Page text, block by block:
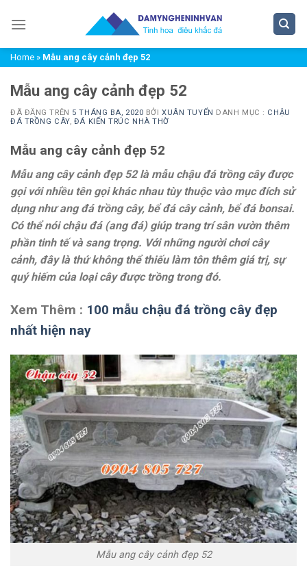
đến
dungHome » Mẫu ang cây cảnh đẹp 52
Mẫu ang cây cảnh đẹp 52
ĐÃ ĐĂNG TRÊN 5 THÁNG BA, 2020 BỞIXUÂN TUYỂN DANH MỤC : CHẬU
ĐÁ TRỒNG CÂY, ĐÁ KIẾN TRÚC NHÀ THỜ
Mẫu ang cây cảnh đẹp 52
Mẫu ang cây cảnh đẹp 52 là mẫu chậu đá trồng cây được
gọi với nhiều tên gọi khác nhau tùy thuộc vào mục đích sử
dụng như ang đá trồng cây, bể đá cây cảnh, bể đá bonsai.
Có thể nói chậu đá (ang đá) giúp trang trí sân vườn thêm
phần tinh tế và sang trọng. Với những người chơi cây
cảnh, đây là thứ không thể thiếu làm tôn thêm giá trị, sự
quý hiếm của loại cây được trồng trong đó.
Xem Thêm : 100 mẫu chậu đá trồng cây đẹp
nhất hiện nay
Mẫu ang cây cảnh đẹp 52